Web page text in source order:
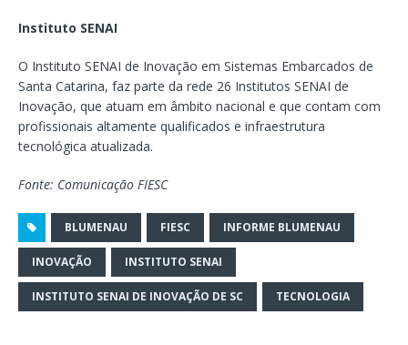
Instituto SENAI
O Instituto SENAI de Inovação em Sistemas Embarcados de
Santa Catarina, faz parte da rede 26 Institutos SENAI de
Inovação, que atuam em âmbito nacional e que contam com
profissionais altamente qualificados e infraestrutura
tecnológica atualizada.
Fonte: Comunicação FIESC
BLUMENAU FIESC INFORME BLUMENAU
INOVAÇÃO INSTITUTO SENAI
INSTITUTO SENAI DE INOVAÇÃO DE SC TECNOLOGIA